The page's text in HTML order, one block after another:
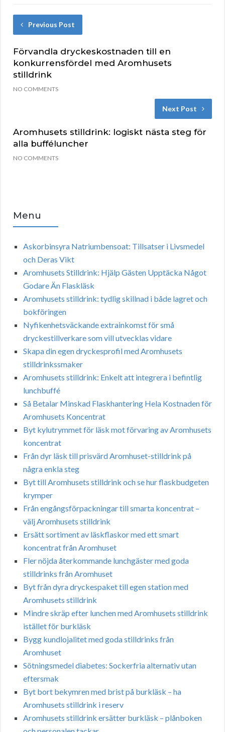
Previous Post
Förvandla dryckeskostnaden till en
konkurrensfördel med Aromhusets
stilldrink
NO COMMENTS
Next Post
Aromhusets stilldrink: logiskt nästa steg för
alla bufféluncher
NO COMMENTS
Menu
Askorbinsyra Natriumbensoat: Tillsatser i Livsmedel
och Deras Vikt
Aromhusets Stilldrink: Hjälp Gästen Upptäcka Något
Godare Än Flaskläsk
Aromhusets stilldrink: tydlig skillnad i både lagret och
bokföringen
Nyfikenhetsväckande extrainkomst för små
dryckestillverkare som vill utvecklas vidare
Skapa din egen dryckesprofil med Aromhusets
stilldrinkssmaker
Aromhusets stilldrink: Enkelt att integrera i befintlig
lunchbuffé
Så Betalar Minskad Flaskhantering Hela Kostnaden för
Aromhusets Koncentrat
Byt kylutrymmet för läsk mot förvaring av Aromhusets
koncentrat
Från dyr läsk till prisvärd Aromhuset-stilldrink på
några enkla steg
Byt till Aromhusets stilldrink och se hur flaskbudgeten
krymper
Från engångsförpackningar till smarta koncentrat –
välj Aromhusets stilldrink
Ersätt sortiment av läskflaskor med ett smart
koncentrat från Aromhuset
Fler nöjda återkommande lunchgäster med goda
stilldrinks från Aromhuset
Byt från dyra dryckespaket till egen station med
Aromhusets stilldrink
Mindre skräp efter lunchen med Aromhusets stilldrink
istället för burkläsk
Bygg kundlojalitet med goda stilldrinks från
Aromhuset
Sötningsmedel diabetes: Sockerfria alternativ utan
eftersmak
Byt bort bekymren med brist på burkläsk – ha
Aromhusets stilldrink i reserv
Aromhusets stilldrink ersätter burkläsk – plånboken